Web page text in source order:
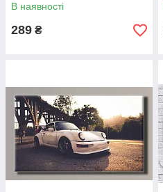
В наявності
289 ₴